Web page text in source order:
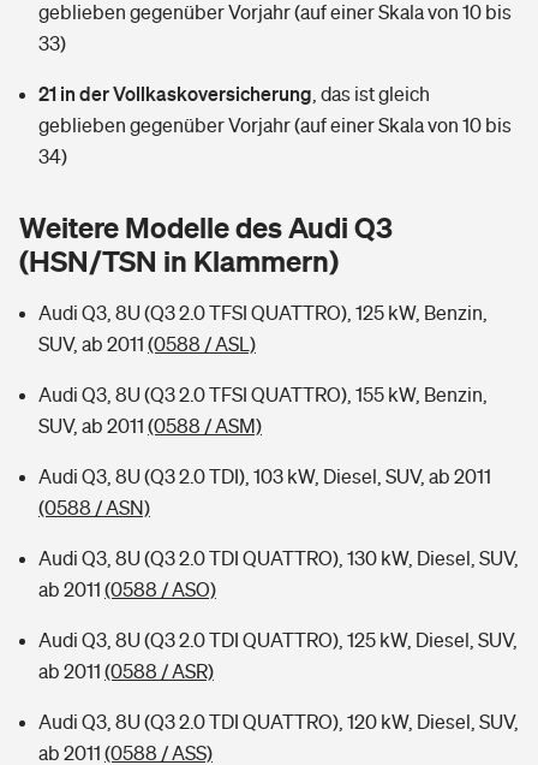
Sie haben Fragen?
Restkreditversicherung
Tools
Hochwasser-Check: Wie gefährdet ist Ihr Haus?
Sie haben Fragen?
Hundehalter-Haftpflicht
Handyversicherung
Private Cyberversicherung
Zur Übersicht
Tools
Kinderunfall-Check: Mehr Sicherheit für deine Kids
Typklassen: So ist Ihr Auto eingestuft
Sie haben Fragen?
Tools
Wer versichert was: Jetzt Versicherer finden
Rentenrechner: Wie viel Geld bekomme ich im Alter?
geblieben gegenüber Vorjahr (auf einer Skala von 10 bis
33)
21 in der Vollkaskoversicherung das ist gleich
geblieben gegenüber Vorjahr (auf einer Skala von 10 bis
34)
Weitere Modelle des Audi Q3
(HSN/TSN in Klammern)
Audi Q3, 8U (Q3 2.0 TFSI QUATTRO), 125 kW, Benzin,
SUV, ab 2011 (0588 / ASL)
Audi Q3, 8U (Q3 2.0 TFSI QUATTRO), 155 kW, Benzin,
SUV, ab 2011 (0588 / ASM)
Audi Q3, 8U (Q3 2.0 TDI), 103 kW, Diesel, SUV, ab 2011
(0588 / ASN)
Audi Q3, 8U (Q3 2.0 TDI QUATTRO), 130 kW, Diesel, SUV,
ab 2011 (0588 / ASO)
Audi Q3, 8U (Q3 2.0 TDI QUATTRO), 125 kW, Diesel, SUV,
ab 2011 (0588 / ASR)
Audi Q3, 8U (Q3 2.0 TDI QUATTRO), 120 kW, Diesel, SUV,
ab 2011 (0588 / ASS)